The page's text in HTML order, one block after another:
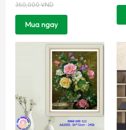
350,000 VND
Mua ngay